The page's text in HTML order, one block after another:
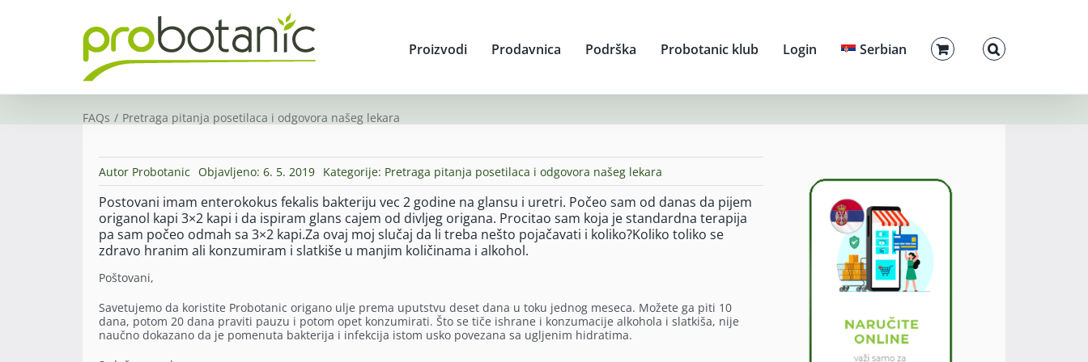
Proizvodi Prodavnica Podrška Probotanic klub Login Serbian
FAQs Pretraga pitanja posetilaca i odgovora našeg lekara
Autor Probotanic Objavljeno: 6. 5. 2019 Kategorije: Pretraga pitanja posetilaca i odgovora našeg lekara
Postovani imam enterokokus fekalis bakteriju vec 2 godine na glansu i uretri. Počeo sam od danas da pijem
origanol kapi 3×2 kapi i da ispiram glans cajem od divljeg origana. Procitao sam koja je standardna terapija
pa sam počeo odmah sa 3×2 kapi.Za ovaj moj slučaj da li treba nešto pojačavati i koliko?Koliko toliko se
zdravo hranim ali konzumiram i slatkiše u manjim količinama i alkohol.
Poštovani,
Savetujemo da koristite Probotanic origano ulje prema uputstvu deset dana u toku jednog meseca. Možete ga piti 10
dana, potom 20 dana praviti pauzu i potom opet konzumirati. Što se tiče ishrane i konzumacije alkohola i slatkiša, nije
naučno dokazano da je pomenuta bakterija i infekcija istom usko povezana sa ugljenim hidratima.